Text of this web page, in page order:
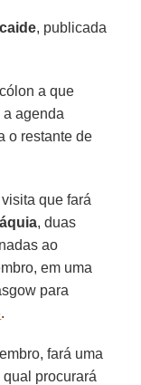
, publicada
a que
a agenda
o restante de
que fará
, duas
ao
em uma
para
.
fará uma
qual procurará